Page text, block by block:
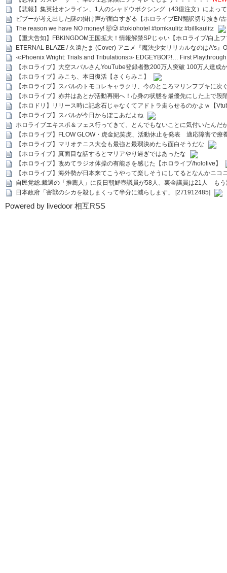
【悲報】集英社オンライン、1人のシャドウボクシング（43億注文）によっ
ビブーが考え出した謎の掛け声が面白すぎる【ホロライブEN翻訳切り抜き/
The reason we have NO money! 🤯🥲 #tokiohotel #tomkaulitz #billkaulitz
【重大告知】FBKINGDOM王国拡大！情報解禁SPじゃい【ホロライブ/白上
ETERNAL BLAZE / 久遠たま (Cover) アニメ『魔法少女リリカルなのはA's』
≪Phoenix Wright: Trials and Tribulations≫ EDGEYBOI?!… First
【ホロライブ】大空スバルさんYouTube登録者数200万人突破 100万人達成
【ホロライブ】みこち、本日復活【さくらみこ】
【ホロライブ】スバルのトモコレキャラクリ、今のところマリンフブキに
【ホロライブ】赤井はあとが活動再開へ！心身の状態を最優先にした上で段
【ホロドリ】リリース時に記念石じゃなくてアドトラ走らせるのかよｗ【
【ホロライブ】スバルが今日からぽこあだよね
ホロライブエキスポ＆フェス行ってきて、とんでもないことに気付いたんだ
【ホロライブ】FLOW GLOW・虎金妃笑虎、活動休止を発表 適応障害で療
【ホロライブ】マリオテニス大会も最強と最弱決めたら面白そうだな
【ホロライブ】真面目な話するとマリアやり過ぎではあったな
【ホロライブ】改めてラジオ体操の有能さを感じた【ホロライブ/hololive】
【ホロライブ】海外勢が日本来てこうやって楽しそうにしてるとなんかニコ
自民党総.裁選の「推薦人」に反日朝鮮壺議員が58人、裏金議員は21人 も
日本政府「害獣のシカを殺しまくって半分に減らします」 [271912485]
Powered by livedoor 相互RSS